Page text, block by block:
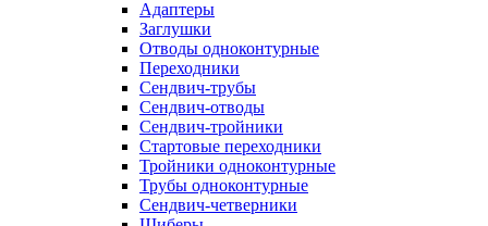
Адаптеры
Заглушки
Отводы одноконтурные
Переходники
Сендвич-трубы
Сендвич-отводы
Сендвич-тройники
Стартовые переходники
Тройники одноконтурные
Трубы одноконтурные
Сендвич-четверники